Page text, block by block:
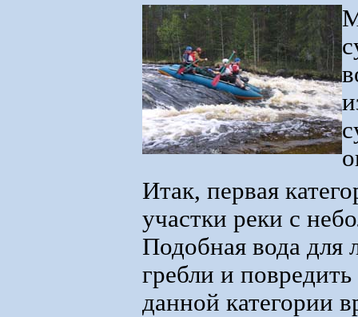
Итак, первая
участки реки с
Подобная вода для
гребли и
данной категории